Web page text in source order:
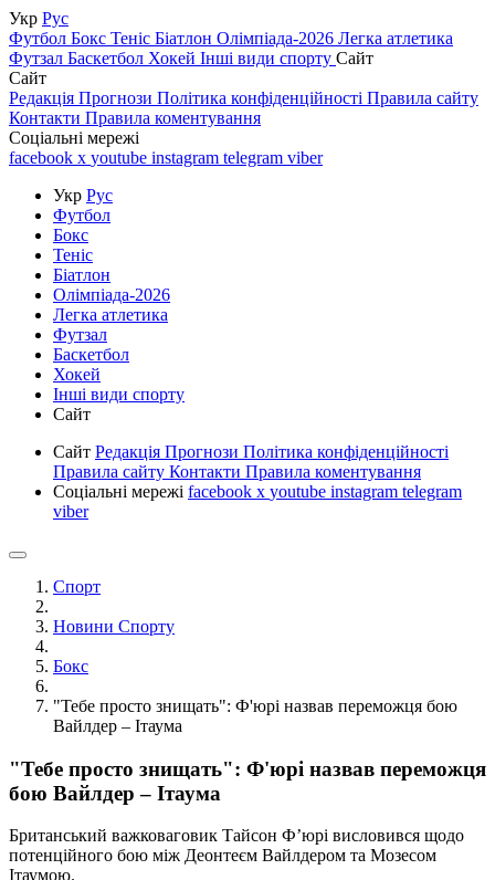
Укр Рус
Футбол Бокс Теніс Біатлон Олімпіада-2026 Легка атлетика
Футзал Баскетбол Хокей Інші види спорту Сайт
Сайт
Редакція Прогнози Політика конфіденційності Правила сайту
Контакти Правила коментування
Соціальні мережі
facebook x youtube instagram telegram viber
Укр Рус
Футбол
Бокс
Теніс
Біатлон
Олімпіада-2026
Легка атлетика
Футзал
Баскетбол
Хокей
Інші види спорту
Сайт
Сайт Редакція Прогнози Політика конфіденційності
Правила сайту Контакти Правила коментування
Соціальні мережі facebook x youtube instagram telegram
viber
Спорт
Новини Спорту
Бокс
"Тебе просто знищать": Ф'юрі назвав переможця бою
Вайлдер – Ітаума
"Тебе просто знищать": Ф'юрі назвав переможця
бою Вайлдер – Ітаума
Британський важковаговик Тайсон Фʼюрі висловився щодо
потенційного бою між Деонтеєм Вайлдером та Мозесом
Ітаумою.